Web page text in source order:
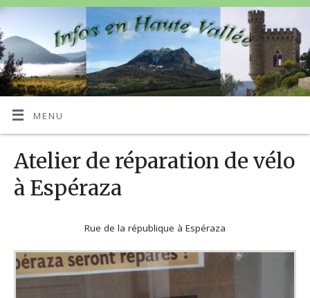
MENU
Atelier de réparation de vélo
à Espéraza
Rue de la république à Espéraza